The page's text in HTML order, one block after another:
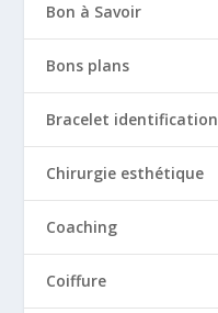
Bon à Savoir
Bons plans
Bracelet identification
Chirurgie esthétique
Coaching
Coiffure